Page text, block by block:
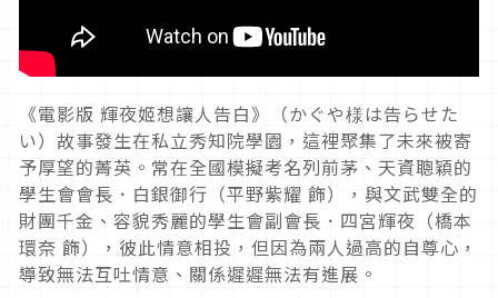
《電影版 輝夜姬想讓人告白》（かぐや様は告らせた
い）故事發生在私立秀知院學園，這裡聚集了未來被寄
予厚望的菁英。常在全國模擬考名列前茅、天資聰穎的
學生會會長．白銀御行（平野紫耀 飾），與文武雙全的
財團千金、容貌秀麗的學生會副會長．四宮輝夜（橋本
環奈 飾），彼此情意相投，但因為兩人過高的自尊心，
導致無法互吐情意、關係遲遲無法有進展。